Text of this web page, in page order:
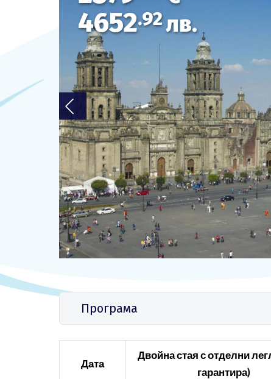
ОЩЕ
За нас - Ivi Travel
Банкова сметка
Политика за поверителност
0879 990 698
4652.92лв.
Програма
Дата
Двойна стая с отделни
гарантира)